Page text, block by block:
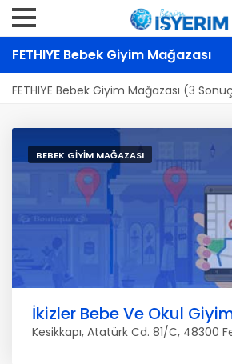
FETHIYE Bebek Giyim Mağazası
FETHIYE Bebek Giyim Mağazası (3
BEBEK GIYIM MAĞAZASI
İkizler Bebe Ve Okul
Kesikkapı, Atatürk Cd. 81/C, 48300